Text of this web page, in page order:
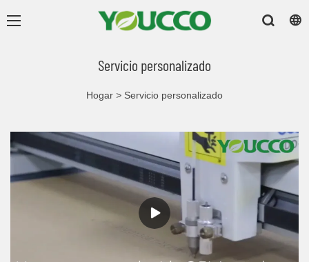
Servicio personalizado
Hogar > Servicio personalizado